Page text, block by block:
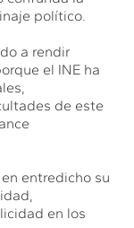
político.
a rendir
el INE ha
de este
entredicho su
en los